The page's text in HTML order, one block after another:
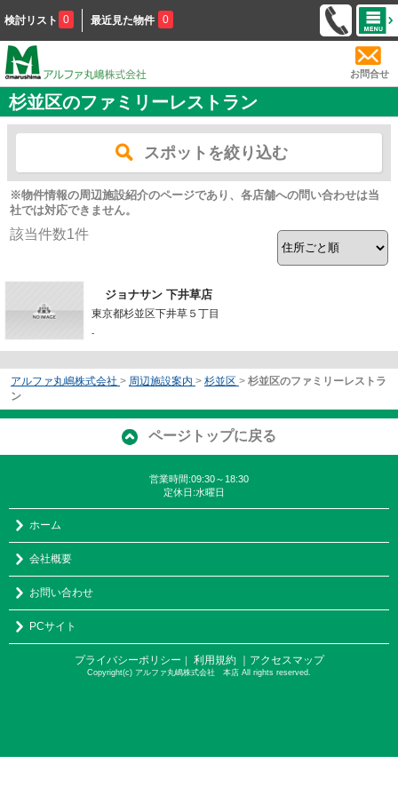
検討リスト 0 最近見た物件 0
お問合せ
杉並区のファミリーレストラン
スポットを絞り込む
※物件情報の周辺施設紹介のページであり、各店舗への問い合わせは当
社では対応できません。
該当件数1件
ジョナサン 下井草店
東京都杉並区下井草５丁目
-
アルファ丸嶋株式会社 > 周辺施設案内 > 杉並区 > 杉並区のファミリーレストラ
ン
ページトップに戻る
営業時間:09:30～18:30
定休日:水曜日
ホーム
会社概要
お問い合わせ
PCサイト
プライバシーポリシー ｜ 利用規約 ｜アクセスマップ
Copyright(c) アルファ丸嶋株式会社 本店 All rights reserved.